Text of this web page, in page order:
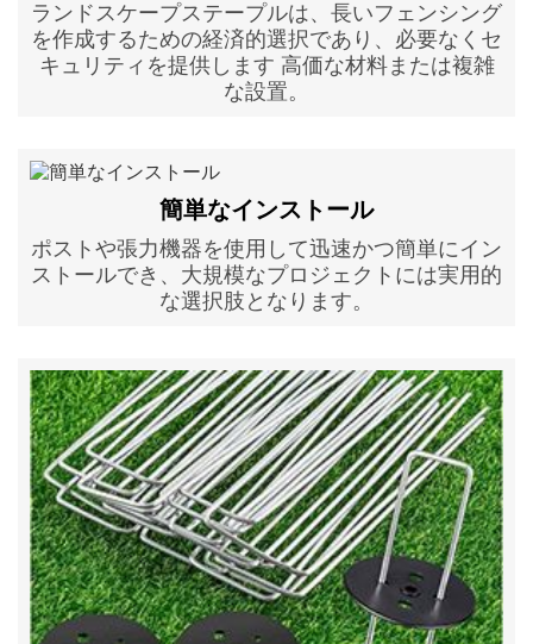
ランドスケープステープルは、長いフェンシング
を作成するための経済的選択であり、必要なくセ
キュリティを提供します 高価な材料または複雑
な設置。
簡単なインストール
ポストや張力機器を使用して迅速かつ簡単にイン
ストールでき、大規模なプロジェクトには実用的
な選択肢となります。